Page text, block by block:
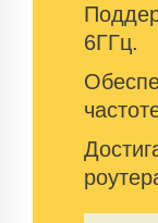
6ГГц.